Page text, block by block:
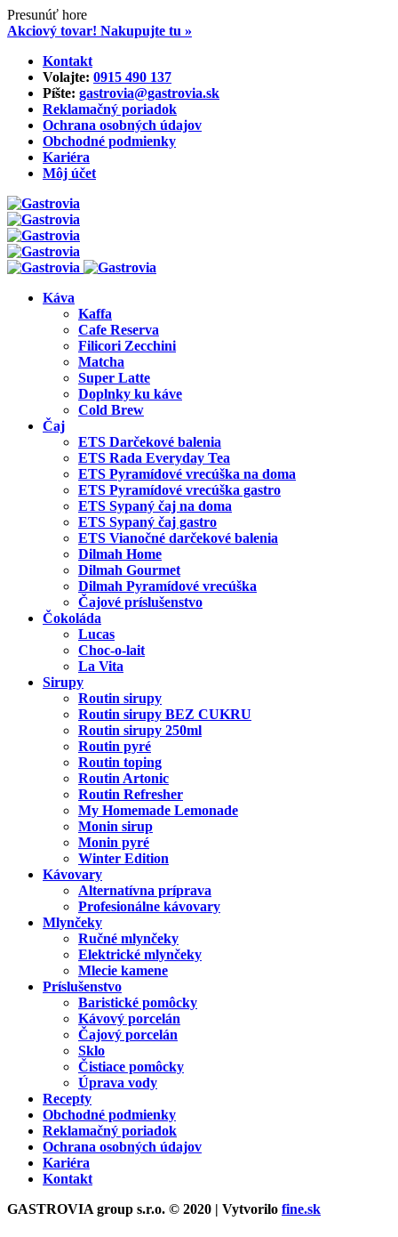
Presunúť hore
Akciový tovar! Nakupujte tu »
content
Kontakt
Volajte: 0915 490 137‬
Píšte: gastrovia@gastrovia.sk‬
Reklamačný poriadok
Ochrana osobných údajov
Obchodné podmienky
Kariéra
Môj účet
Káva
Kaffa
Cafe Reserva
Filicori Zecchini
Matcha
Super Latte
Doplnky ku káve
Cold Brew
Čaj
ETS Darčekové balenia
ETS Rada Everyday Tea
ETS Pyramídové vrecúška na doma
ETS Pyramídové vrecúška gastro
ETS Sypaný čaj na doma
ETS Sypaný čaj gastro
ETS Vianočné darčekové balenia
Dilmah Home
Dilmah Gourmet
Dilmah Pyramídové vrecúška
Čajové príslušenstvo
Čokoláda
Lucas
Choc-o-lait
La Vita
Sirupy
Routin sirupy
Routin sirupy BEZ CUKRU
Routin sirupy 250ml
Routin pyré
Routin toping
Routin Artonic
Routin Refresher
My Homemade Lemonade
Monin sirup
Monin pyré
Winter Edition
Kávovary
Alternatívna príprava
Profesionálne kávovary
Mlynčeky
Ručné mlynčeky
Elektrické mlynčeky
Mlecie kamene
Príslušenstvo
Baristické pomôcky
Kávový porcelán
Čajový porcelán
Sklo
Čistiace pomôcky
Úprava vody
Recepty
Obchodné podmienky
Reklamačný poriadok
Ochrana osobných údajov
Kariéra
Kontakt
GASTROVIA group s.r.o. © 2020 | Vytvorilo fine.sk